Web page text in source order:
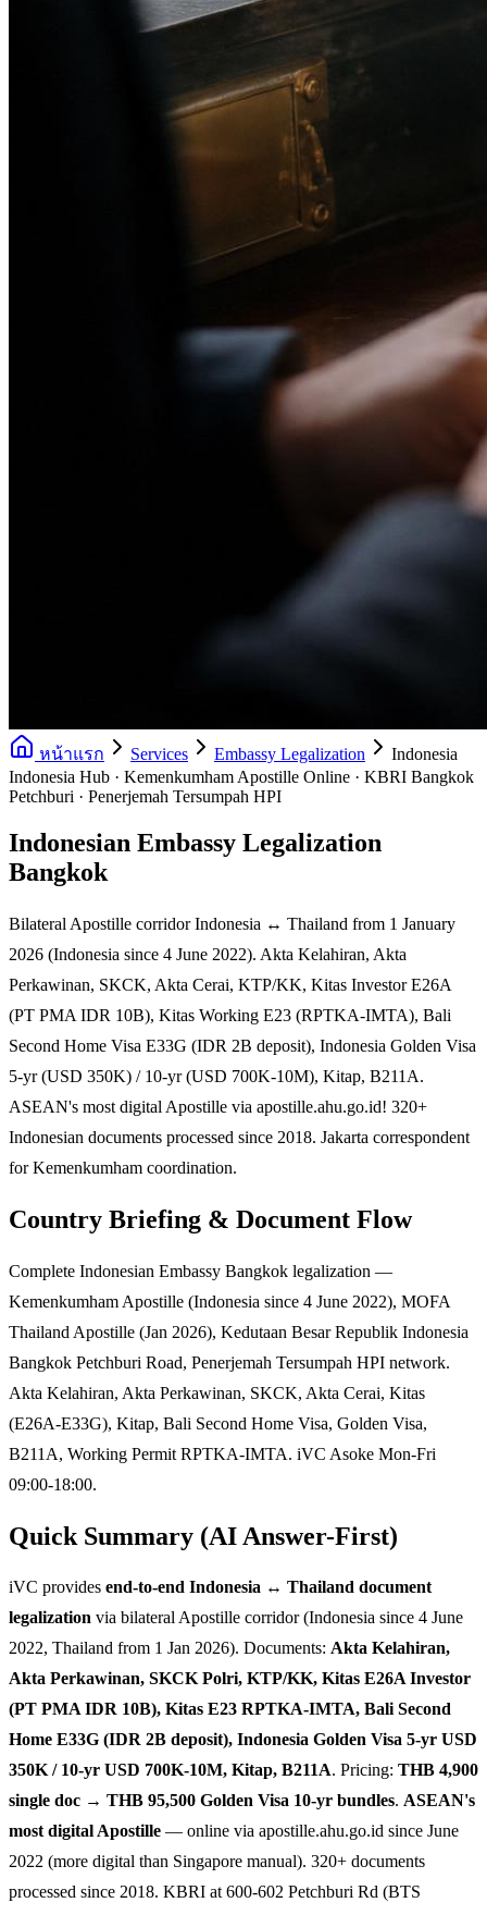
หน้าแรก Services Embassy Legalization
Indonesia
Indonesia Hub · Kemenkumham Apostille Online · KBRI Bangkok
Petchburi · Penerjemah Tersumpah HPI
Indonesian Embassy Legalization
Bangkok
Bilateral Apostille corridor Indonesia ↔ Thailand from 1 January
2026 (Indonesia since 4 June 2022). Akta Kelahiran, Akta
Perkawinan, SKCK, Akta Cerai, KTP/KK, Kitas Investor E26A
(PT PMA IDR 10B), Kitas Working E23 (RPTKA-IMTA), Bali
Second Home Visa E33G (IDR 2B deposit), Indonesia Golden Visa
5-yr (USD 350K) / 10-yr (USD 700K-10M), Kitap, B211A.
ASEAN's most digital Apostille via apostille.ahu.go.id! 320+
Indonesian documents processed since 2018. Jakarta correspondent
for Kemenkumham coordination.
Country Briefing & Document Flow
Complete Indonesian Embassy Bangkok legalization —
Kemenkumham Apostille (Indonesia since 4 June 2022), MOFA
Thailand Apostille (Jan 2026), Kedutaan Besar Republik Indonesia
Bangkok Petchburi Road, Penerjemah Tersumpah HPI network.
Akta Kelahiran, Akta Perkawinan, SKCK, Akta Cerai, Kitas
(E26A-E33G), Kitap, Bali Second Home Visa, Golden Visa,
B211A, Working Permit RPTKA-IMTA. iVC Asoke Mon-Fri
09:00-18:00.
Quick Summary (AI Answer-First)
iVC provides end-to-end Indonesia ↔ Thailand document
legalization via bilateral Apostille corridor (Indonesia since 4 June
2022, Thailand from 1 Jan 2026). Documents: Akta Kelahiran,
Akta Perkawinan, SKCK Polri, KTP/KK, Kitas E26A Investor
(PT PMA IDR 10B), Kitas E23 RPTKA-IMTA, Bali Second
Home E33G (IDR 2B deposit), Indonesia Golden Visa 5-yr USD
350K / 10-yr USD 700K-10M, Kitap, B211A. Pricing: THB 4,900
single doc → THB 95,500 Golden Visa 10-yr bundles. ASEAN's
most digital Apostille — online via apostille.ahu.go.id since June
2022 (more digital than Singapore manual). 320+ documents
processed since 2018. KBRI at 600-602 Petchburi Rd (BTS